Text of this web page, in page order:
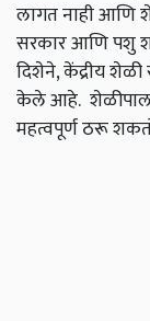
लागत नाही आणि
सरकार आणि पशु
दिशेने, केंद्रीय
केले आहे.
महत्वपूर्ण ठरू